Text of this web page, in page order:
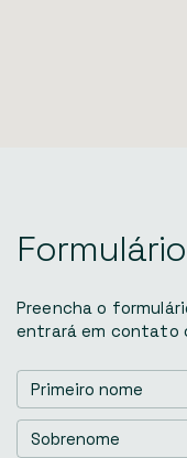
Formulário
Preencha o
entrará em contato
Primeiro
nome(Obrigatório)
Sobrenome